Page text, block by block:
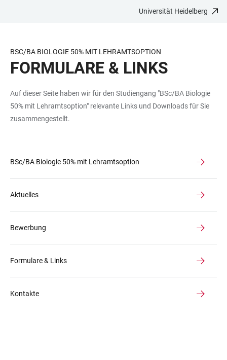
BARRIEREFREIHEIT
Universität Heidelberg
BSC/BA BIOLOGIE 50% MIT LEHRAMTSOPTION
FORMULARE & LINKS
Auf dieser Seite haben wir für den Studiengang "BSc/BA Biologie
50% mit Lehramtsoption" relevante Links und Downloads für Sie
zusammengestellt.
BSc/BA Biologie 50% mit Lehramtsoption
Aktuelles
Bewerbung
Formulare & Links
Kontakte